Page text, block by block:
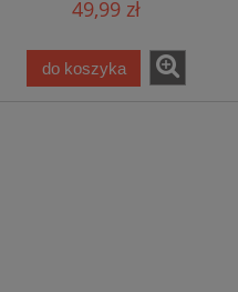
49,99 zł
do koszyka